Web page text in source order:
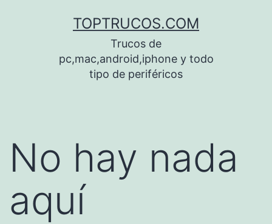
TOPTRUCOS.COM
Trucos de
pc,mac,android,iphone y todo
tipo de periféricos
No hay nada
aquí